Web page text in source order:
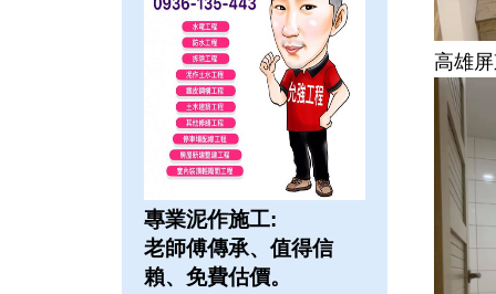
專業泥作施工:
老師傅傳承、值得信
賴、免費估價。
高雄